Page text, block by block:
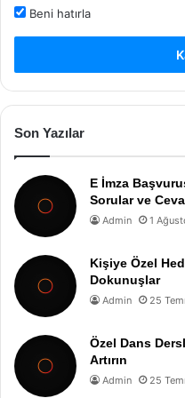
Beni hatırla
Son Yazılar
E İmza
Sorular ve
Admin 1
Kişiye Özel
Dokunuşlar
Admin 25
Özel Dans
Artırın
Admin 25